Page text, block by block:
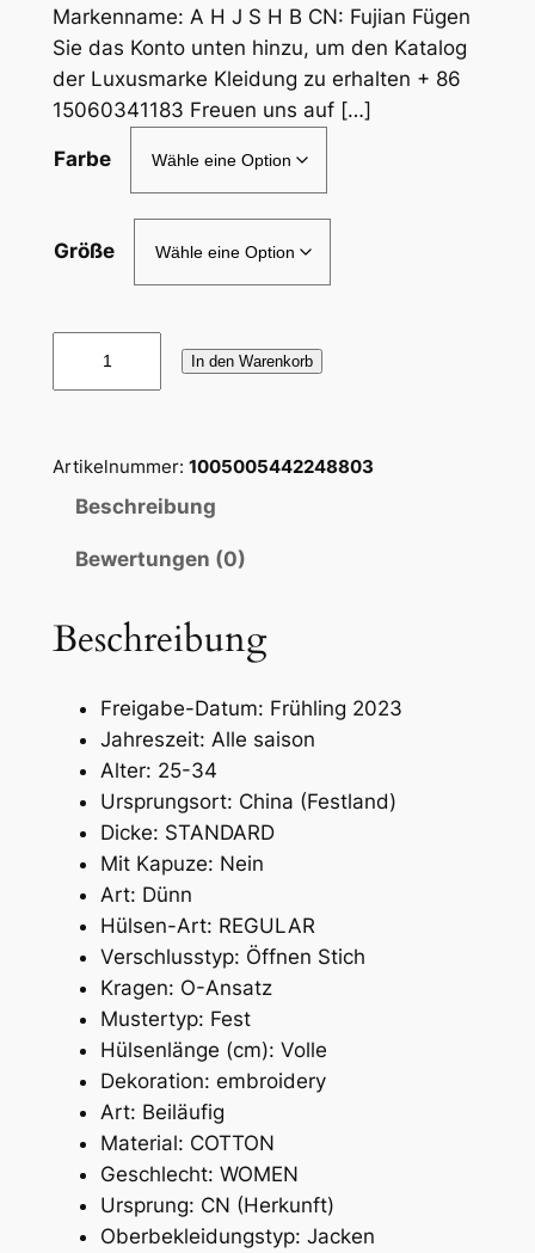
Markenname: A H J S H B CN: Fujian Fügen
Sie das Konto unten hinzu, um den Katalog
der Luxusmarke Kleidung zu erhalten + 86
15060341183 Freuen uns auf […]
Farbe
Größe
e
s
R
In den Warenkorb
Artikelnummer: 1005005442248803
Beschreibung
Bewertungen (0)
Beschreibung
Freigabe-Datum: Frühling 2023
Jahreszeit: Alle saison
Alter: 25-34
Ursprungsort: China (Festland)
Dicke: STANDARD
Mit Kapuze: Nein
Art: Dünn
Hülsen-Art: REGULAR
Verschlusstyp: Öffnen Stich
Kragen: O-Ansatz
Mustertyp: Fest
Hülsenlänge (cm): Volle
Dekoration: embroidery
Art: Beiläufig
Material: COTTON
Geschlecht: WOMEN
Ursprung: CN (Herkunft)
Oberbekleidungstyp: Jacken